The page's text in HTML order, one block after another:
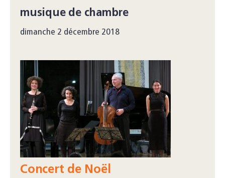
musique de chambre
dimanche 2 décembre 2018
Concert de Noël